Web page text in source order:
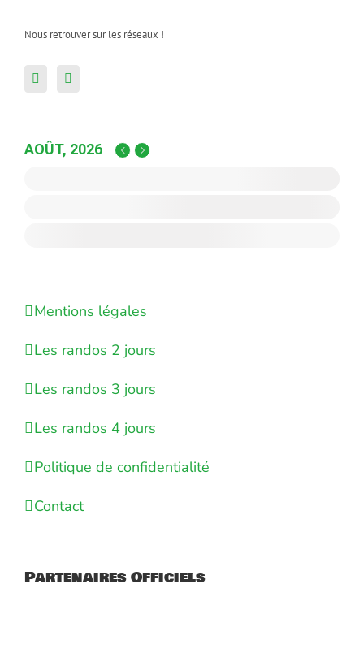
Nous retrouver sur les réseaux !
AOÛT, 2026
Mentions légales
Les randos 2 jours
Les randos 3 jours
Les randos 4 jours
Politique de confidentialité
Contact
Partenaires Officiels